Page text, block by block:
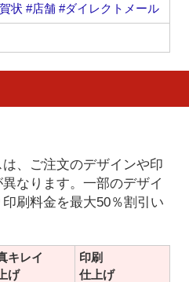
状 #店舗 #ダイレクトメール
、ご注文のデザインや印
なります。一部のデザイ
刷料金を最大50％割引い
キレイ
げ
印刷
仕上げ